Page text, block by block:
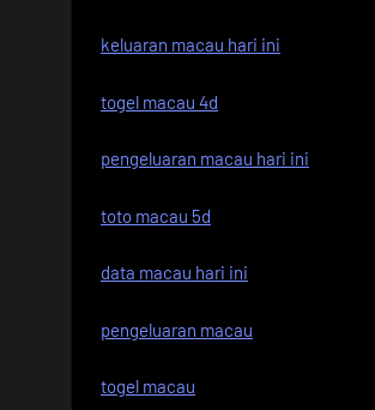
keluaran macau hari ini
togel macau 4d
pengeluaran macau hari ini
toto macau 5d
data macau hari ini
pengeluaran macau
togel macau